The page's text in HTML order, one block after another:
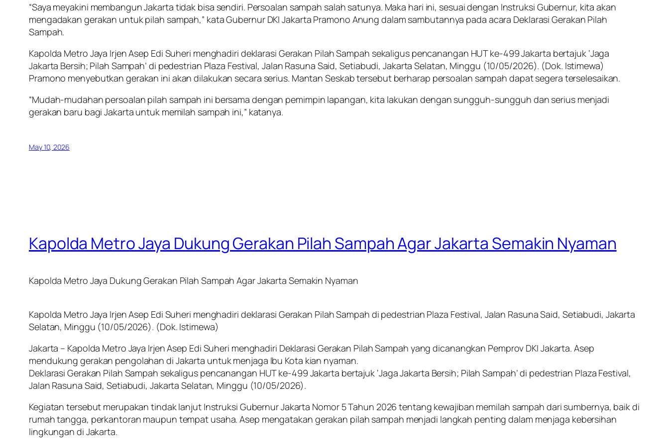
“Saya meyakini membangun Jakarta tidak bisa sendiri. Persoalan sampah salah satunya. Maka hari ini, sesuai dengan Instruksi Gubernur, kita akan
mengadakan gerakan untuk pilah sampah,” kata Gubernur DKI Jakarta Pramono Anung dalam sambutannya pada acara Deklarasi Gerakan Pilah
Sampah.
Kapolda Metro Jaya Irjen Asep Edi Suheri menghadiri deklarasi Gerakan Pilah Sampah sekaligus pencanangan HUT ke-499 Jakarta bertajuk ‘Jaga
Jakarta Bersih; Pilah Sampah’ di pedestrian Plaza Festival, Jalan Rasuna Said, Setiabudi, Jakarta Selatan, Minggu (10/05/2026). (Dok. Istimewa)
Pramono menyebutkan gerakan ini akan dilakukan secara serius. Mantan Seskab tersebut berharap persoalan sampah dapat segera terselesaikan.
“Mudah-mudahan persoalan pilah sampah ini bersama dengan pemimpin lapangan, kita lakukan dengan sungguh-sungguh dan serius menjadi
gerakan baru bagi Jakarta untuk memilah sampah ini,” katanya.
May 10, 2026
Kapolda Metro Jaya Dukung Gerakan Pilah Sampah Agar Jakarta Semakin Nyaman
Kapolda Metro Jaya Dukung Gerakan Pilah Sampah Agar Jakarta Semakin Nyaman
Kapolda Metro Jaya Irjen Asep Edi Suheri menghadiri deklarasi Gerakan Pilah Sampah di pedestrian Plaza Festival, Jalan Rasuna Said, Setiabudi, Jakarta
Selatan, Minggu (10/05/2026). (Dok. Istimewa)
Jakarta – Kapolda Metro Jaya Irjen Asep Edi Suheri menghadiri Deklarasi Gerakan Pilah Sampah yang dicanangkan Pemprov DKI Jakarta. Asep
mendukung gerakan pengolahan di Jakarta untuk menjaga Ibu Kota kian nyaman.
Deklarasi Gerakan Pilah Sampah sekaligus pencanangan HUT ke-499 Jakarta bertajuk ‘Jaga Jakarta Bersih; Pilah Sampah’ di pedestrian Plaza Festival,
Jalan Rasuna Said, Setiabudi, Jakarta Selatan, Minggu (10/05/2026).
Kegiatan tersebut merupakan tindak lanjut Instruksi Gubernur Jakarta Nomor 5 Tahun 2026 tentang kewajiban memilah sampah dari sumbernya, baik di
rumah tangga, perkantoran maupun tempat usaha. Asep mengatakan gerakan pilah sampah menjadi langkah penting dalam menjaga kebersihan
lingkungan di Jakarta.